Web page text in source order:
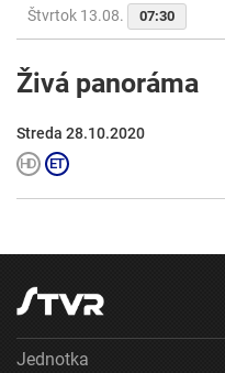
Štvrtok 13.08. 07:30
Živá panoráma
Streda 28.10.2020
Jednotka